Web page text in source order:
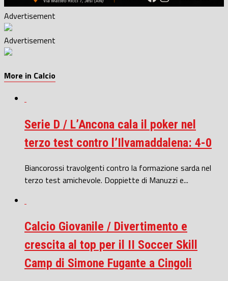
Advertisement
Advertisement
More in Calcio
Serie D / L’Ancona cala il poker nel
terzo test contro l’Ilvamaddalena: 4-0
Biancorossi travolgenti contro la formazione sarda nel
terzo test amichevole. Doppiette di Manuzzi e...
Calcio Giovanile / Divertimento e
crescita al top per il II Soccer Skill
Camp di Simone Fugante a Cingoli